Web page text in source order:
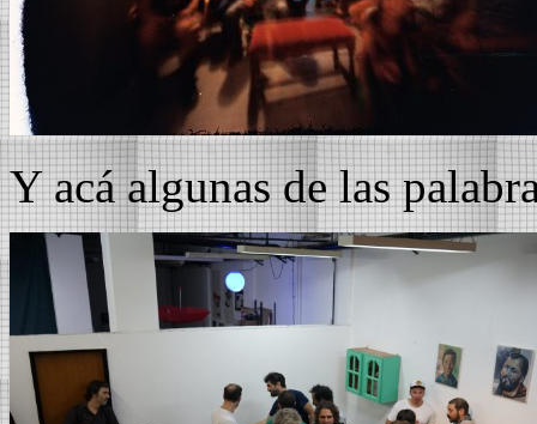
Y acá algunas de las